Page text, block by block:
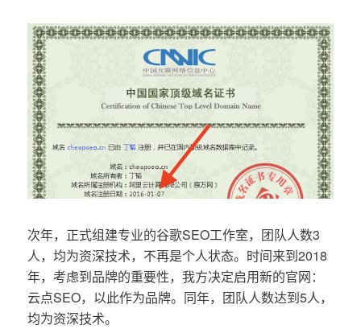
次年，正式组建专业的谷歌SEO工作室，团队人数3
人，均为资深技术，不再是个人状态。时间来到2018
年，考虑到品牌的重要性，我方决定启用新的官网：
云点SEO，以此作为品牌。同年，团队人数达到5人，
均为资深技术。